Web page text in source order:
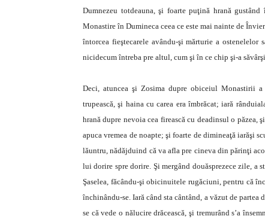
Dumnezeu totdeauna, şi foarte puţină hrană
Monastire în Dumineca ceea ce este mai nainte de
întorcea fieştecarele avându-şi mărturie a
nicidecum întreba pre altul, cum şi în ce chip şi-a
Deci, atuncea şi Zosima dupre obiceiul Monastirii
trupească, şi haina cu carea era îmbrăcat; iară
hrană dupre nevoia cea firească cu deadinsul o
apuca vremea de noapte; şi foarte de dimineaţă iarăşi
lăuntru, nădăjduind că va afla pre cineva din părinţi
lui dorire spre dorire. Şi mergând douăsprezece zile, a
Şaselea, făcându-şi obicinuitele rugăciuni, pentru că
închinându-se. Iară când sta cântând, a văzut de partea
se că vede o nălucire drăcească, şi tremurând s’a